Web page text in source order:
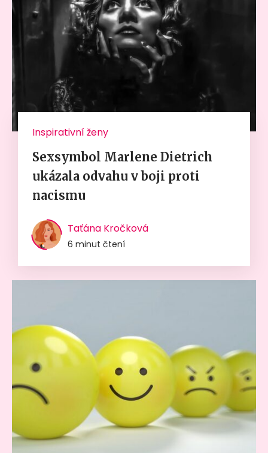
Inspirativní ženy
Sexsymbol Marlene Dietrich
ukázala odvahu v boji proti
nacismu
Taťána Kročková
6 minut čtení